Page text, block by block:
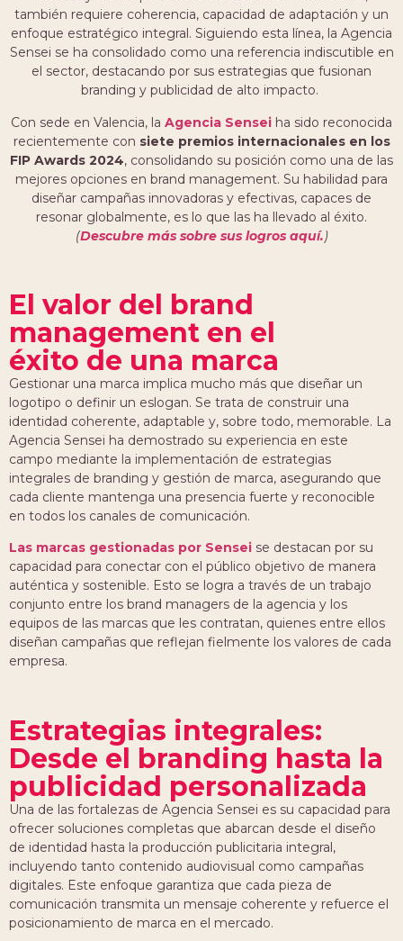
también requiere coherencia, capacidad de adaptación y un
enfoque estratégico integral. Siguiendo esta línea, la Agencia
Sensei se ha consolidado como una referencia indiscutible en
el sector, destacando por sus estrategias que fusionan
branding y publicidad de alto impacto.
Con sede en Valencia, la Agencia Sensei ha sido reconocida
recientemente con siete premios internacionales en los
FIP Awards 2024, consolidando su posición como una de las
mejores opciones en brand management. Su habilidad para
diseñar campañas innovadoras y efectivas, capaces de
resonar globalmente, es lo que las ha llevado al éxito.
(Descubre más sobre sus logros aquí.)
El valor del brand
management en el
éxito de una marca
Gestionar una marca implica mucho más que diseñar un
logotipo o definir un eslogan. Se trata de construir una
identidad coherente, adaptable y, sobre todo, memorable. La
Agencia Sensei ha demostrado su experiencia en este
campo mediante la implementación de estrategias
integrales de branding y gestión de marca, asegurando que
cada cliente mantenga una presencia fuerte y reconocible
en todos los canales de comunicación.
Las marcas gestionadas por Sensei se destacan por su
capacidad para conectar con el público objetivo de manera
auténtica y sostenible. Esto se logra a través de un trabajo
conjunto entre los brand managers de la agencia y los
equipos de las marcas que les contratan, quienes entre ellos
diseñan campañas que reflejan fielmente los valores de cada
empresa.
Estrategias integrales:
Desde el branding hasta la
publicidad personalizada
Una de las fortalezas de Agencia Sensei es su capacidad para
ofrecer soluciones completas que abarcan desde el diseño
de identidad hasta la producción publicitaria integral,
incluyendo tanto contenido audiovisual como campañas
digitales. Este enfoque garantiza que cada pieza de
comunicación transmita un mensaje coherente y refuerce el
posicionamiento de marca en el mercado.